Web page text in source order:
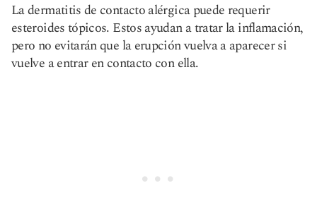
La dermatitis de contacto alérgica puede requerir
esteroides tópicos. Estos ayudan a tratar la inflamación,
pero no evitarán que la erupción vuelva a aparecer si
vuelve a entrar en contacto con ella.